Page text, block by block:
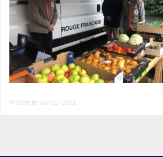
Publié le 20/10/2021